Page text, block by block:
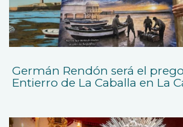
Germán Rendón será el
Entierro de La Caballa en La